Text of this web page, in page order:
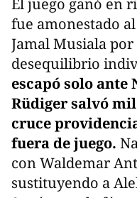
fue amonestado
Jamal Musiala
desequilibrio
escapó solo ante
Rüdiger salvó
cruce
fuera de juego.
con Waldemar
sustituyendo a